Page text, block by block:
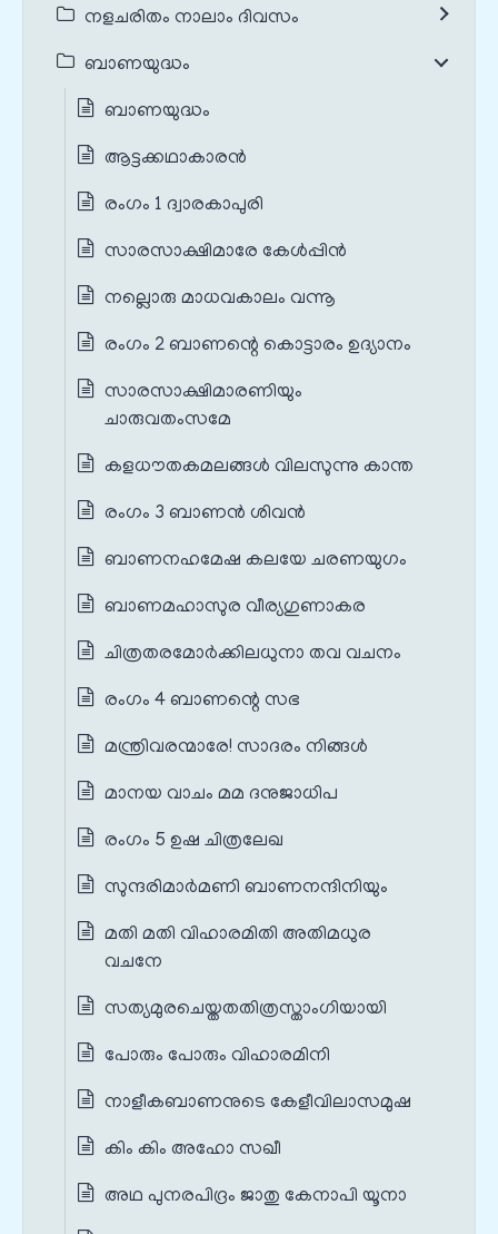
നളചരിതം നാലാം ദിവസം
ബാണയുദ്ധം
ബാണയുദ്ധം
ആട്ടക്കഥാകാരൻ
രംഗം 1 ദ്വാരകാപുരി
സാരസാക്ഷിമാരേ കേൾപ്പിൻ
നല്ലൊരു മാധവകാലം വന്നൂ
രംഗം 2 ബാണന്റെ കൊട്ടാരം ഉദ്യാനം
സാരസാക്ഷിമാരണിയും
ചാരുവതംസമേ
കളധൗതകമലങ്ങൾ വിലസുന്നു കാന്ത
രംഗം 3 ബാണൻ ശിവൻ
ബാണനഹമേഷ കലയേ ചരണയുഗം
ബാണമഹാസുര വീര്യഗുണാകര
ചിത്രതരമോർക്കിലധുനാ തവ വചനം
രംഗം 4 ബാണന്റെ സഭ
മന്ത്രിവരന്മാരേ! സാദരം നിങ്ങൾ
മാനയ വാചം മമ ദനുജാധിപ
രംഗം 5 ഉഷ ചിത്രലേഖ
സുന്ദരിമാർമണി ബാണനന്ദിനിയും
മതി മതി വിഹാരമിതി അതിമധുര
വചനേ
സത്യമുരചെയ്തതതിത്രസ്താംഗിയായി
പോരും പോരും വിഹാരമിനി
നാളീകബാണനുടെ കേളീവിലാസമുഷ
കിം കിം അഹോ സഖീ
അഥ പുനരപിദ്രം ജാതു കേനാപി യൂനാ